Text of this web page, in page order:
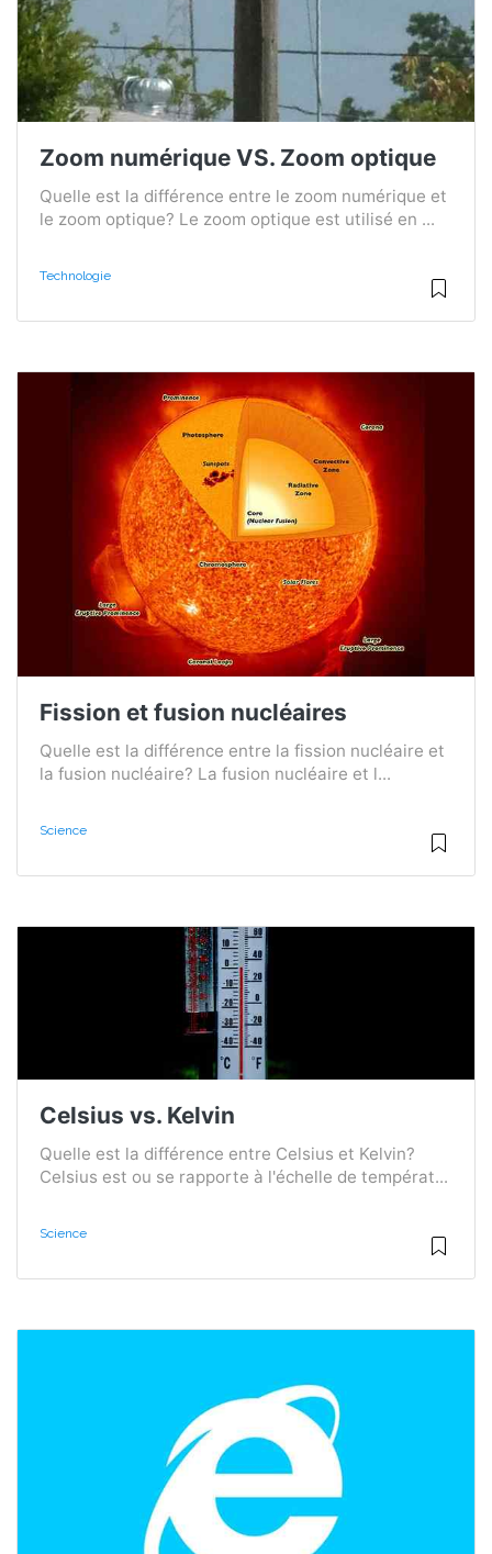
Zoom numérique VS. Zoom optique
Quelle est la différence entre le zoom numérique et
le zoom optique? Le zoom optique est utilisé en ...
Technologie
Fission et fusion nucléaires
Quelle est la différence entre la fission nucléaire et
la fusion nucléaire? La fusion nucléaire et l...
Science
Celsius vs. Kelvin
Quelle est la différence entre Celsius et Kelvin?
Celsius est ou se rapporte à l'échelle de températ...
Science